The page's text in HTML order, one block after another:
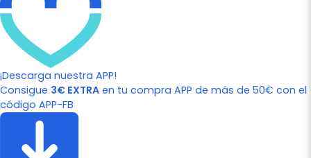
¡Descarga nuestra APP!
Consigue 3€ EXTRA en tu compra APP de más de 50€ con el
código APP-FB